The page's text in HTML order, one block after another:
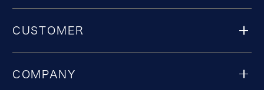
CUSTOMER
COMPANY